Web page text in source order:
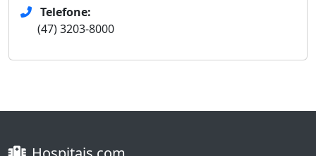
Telefone:
(47) 3203-8000